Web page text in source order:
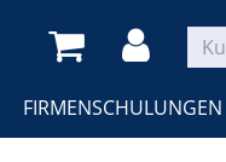
FIRMENSCHULUNGEN